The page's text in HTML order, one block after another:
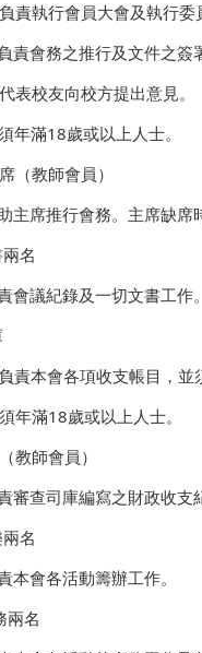
負責執行會員大會及執行委
責會務之推行及文件之簽
代表校友向校方提出意見。
年滿18歲或以上人士。
（教師會員）
主席推行會務。主席缺席
名
會議紀錄及一切文書工作。
負責本會各項收支帳目，
須年滿18歲或以上人士。
教師會員）
審查司庫編寫之財政收支
名
本會各活動籌辦工作。
兩名